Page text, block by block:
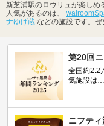
新芝浦駅のロウリュが楽しめ
人気があるのは、
ナゆげ蔵 などの施設です。ぜ
第20回
全国約2.2
気施設は…
ニフテ